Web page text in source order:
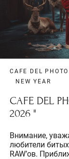
CAFE DEL PHOTO
NEW YEAR
СAFE DEL
2026 "
Внимание,
любители
RAW’ов.